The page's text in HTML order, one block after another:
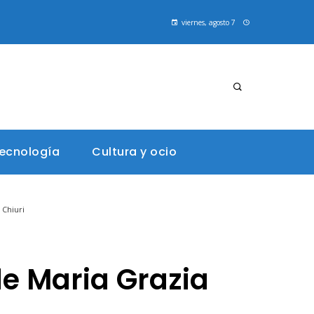
viernes, agosto 7
Cultura y ocio
Chiuri
Maria Grazia